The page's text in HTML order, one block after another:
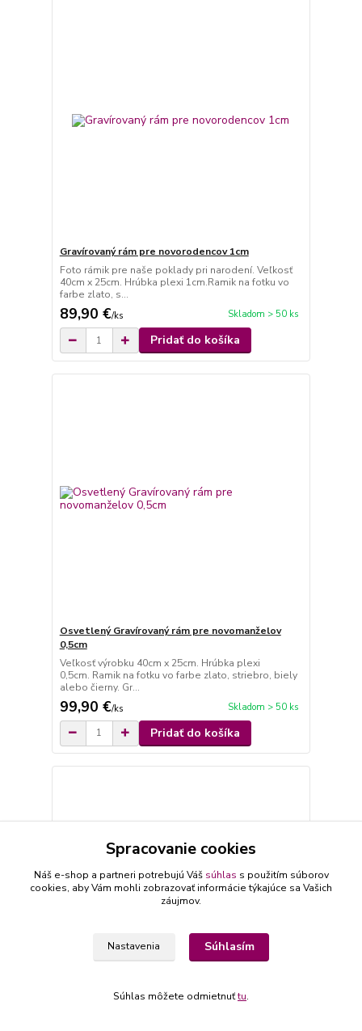
Gravírovaný rám pre novorodencov 1cm
Foto rámik pre naše poklady pri narodení. Veľkosť
40cm x 25cm. Hrúbka plexi 1cm.Ramik na fotku vo
farbe zlato, s...
89,90 €/ks Skladom > 50 ks
Pridať do košíka
Osvetlený Gravírovaný rám pre novomanželov
0,5cm
Veľkosť výrobku 40cm x 25cm. Hrúbka plexi
0,5cm. Ramik na fotku vo farbe zlato, striebro, biely
alebo čierny. Gr...
99,90 €/ks Skladom > 50 ks
Pridať do košíka
Spracovanie cookies
Náš e-shop a partneri potrebujú Váš súhlas s použitím súborov
cookies, aby Vám mohli zobrazovať informácie týkajúce sa Vašich
záujmov.
Nastavenia Súhlasím
Súhlas môžete odmietnuťtu.